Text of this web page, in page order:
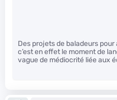
Des projets de baladeurs
c’est en effet le moment de
vague de médiocrité liée aux